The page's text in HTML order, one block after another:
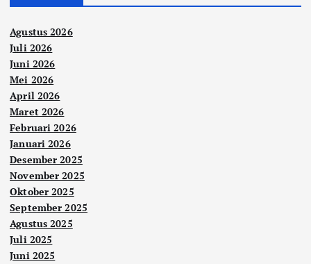
Agustus 2026
Juli 2026
Juni 2026
Mei 2026
April 2026
Maret 2026
Februari 2026
Januari 2026
Desember 2025
November 2025
Oktober 2025
September 2025
Agustus 2025
Juli 2025
Juni 2025